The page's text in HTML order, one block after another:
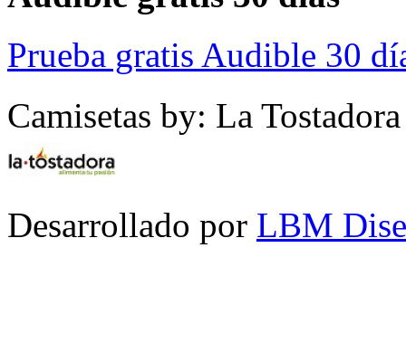
Prueba gratis Audible 30
Camisetas by: La Tostadora
Desarrollado por LBM